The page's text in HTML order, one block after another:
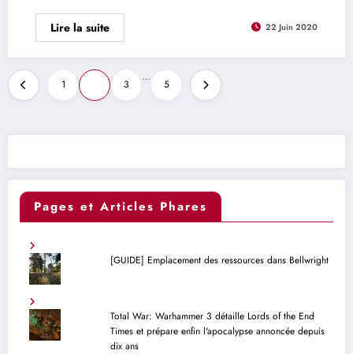
Lire la suite 22 Juin 2020
Pagination
des
publications
1 3
…
5
Pages et Articles Phares
[GUIDE] Emplacement des ressources dans Bellwright
Total War: Warhammer 3 détaille Lords of the End
Times et prépare enfin l'apocalypse annoncée depuis
dix ans